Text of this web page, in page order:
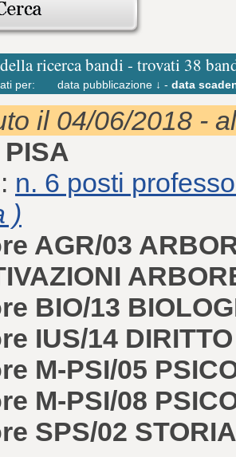
ricerca bandi - trovati 38
per: data pubblicazione ↓ - data
il 04/06/2018 -
n. 6 posti
)
AGR/03
BIO/13
IUS/14
M-PSI/05
M-PSI/08
SPS/02